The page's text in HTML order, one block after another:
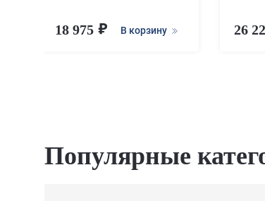
18 975 В корзину 26
Популярные